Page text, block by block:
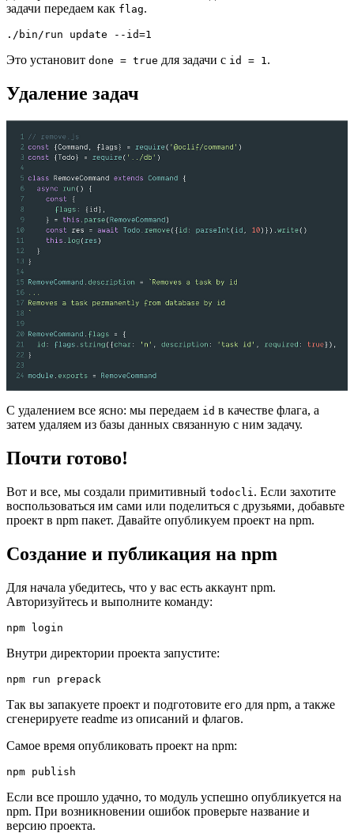
задачи передаем как flag.
./bin/run update --id=1
Это установит done = true для задачи с id = 1.
Удаление задач
С удалением все ясно: мы передаем id в качестве флага, а
затем удаляем из базы данных связанную с ним задачу.
Почти готово!
Вот и все, мы создали примитивный todocli . Если захотите
воспользоваться им сами или поделиться с друзьями, добавьте
проект в npm пакет. Давайте опубликуем проект на npm.
Создание и публикация на npm
Для начала убедитесь, что у вас есть аккаунт npm.
Авторизуйтесь и выполните команду:
npm login
Внутри директории проекта запустите:
npm run prepack
Так вы запакуете проект и подготовите его для npm, а также
сгенерируете readme из описаний и флагов.
Самое время опубликовать проект на npm:
npm publish
Если все прошло удачно, то модуль успешно опубликуется на
npm. При возникновении ошибок проверьте название и
версию проекта.